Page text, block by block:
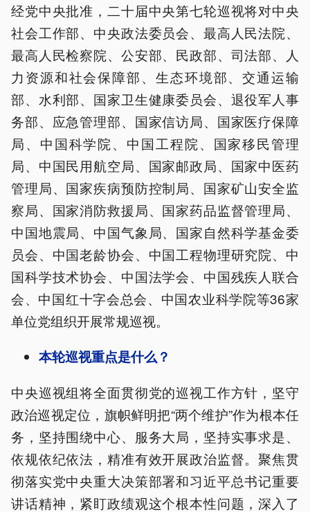
经党中央批准，二十届中央第七轮巡视将对中央
社会工作部、中央政法委员会、最高人民法院、
最高人民检察院、公安部、民政部、司法部、人
力资源和社会保障部、生态环境部、交通运输
部、水利部、国家卫生健康委员会、退役军人事
务部、应急管理部、国家信访局、国家医疗保障
局、中国科学院、中国工程院、国家移民管理
局、中国民用航空局、国家邮政局、国家中医药
管理局、国家疾病预防控制局、国家矿山安全监
察局、国家消防救援局、国家药品监督管理局、
中国地震局、中国气象局、国家自然科学基金委
员会、中国老龄协会、中国工程物理研究院、中
国科学技术协会、中国法学会、中国残疾人联合
会、中国红十字会总会、中国农业科学院等36家
单位党组织开展常规巡视。
本轮巡视重点是什么？
中央巡视组将全面贯彻党的巡视工作方针，坚守
政治巡视定位，旗帜鲜明把“两个维护”作为根本任
务，坚持围绕中心、服务大局，坚持实事求是、
依规依纪依法，精准有效开展政治监督。聚焦贯
彻落实党中央重大决策部署和习近平总书记重要
讲话精神，紧盯政绩观这个根本性问题，深入了